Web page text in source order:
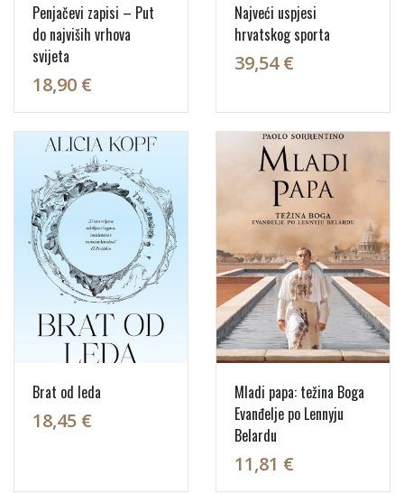
Penjačevi zapisi – Put
do najviših vrhova
svijeta
18,90 €
Najveći uspjesi
hrvatskog sporta
39,54 €
Brat od leda
18,45 €
Mladi papa: težina Boga
Evanđelje po Lennyju
Belardu
11,81 €